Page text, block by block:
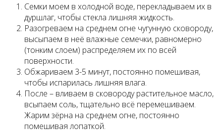
Семки моем в холодной воде, перекладываем их в
дуршлаг, чтобы стекла лишняя жидкость.
Разогреваем на среднем огне чугунную сковороду,
высыпаем в неё влажные семечки, равномерно
(тонким слоем) распределяем их по всей
поверхности.
Обжариваем 3-5 минут, постоянно помешивая,
чтобы испарилась лишняя влага.
После – вливаем в сковороду растительное масло,
всыпаем соль, тщательно всё перемешиваем.
Жарим зёрна на среднем огне, постоянно
помешивая лопаткой.